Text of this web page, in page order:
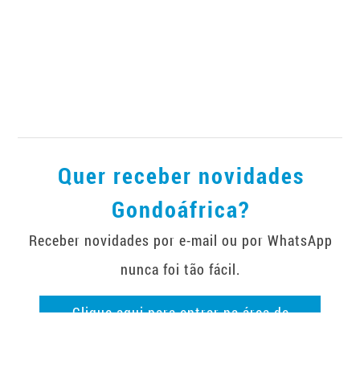
Quer receber novidades
Gondoáfrica?
Receber novidades por e-mail ou por WhatsApp
nunca foi tão fácil.
Clique aqui para entrar na área de